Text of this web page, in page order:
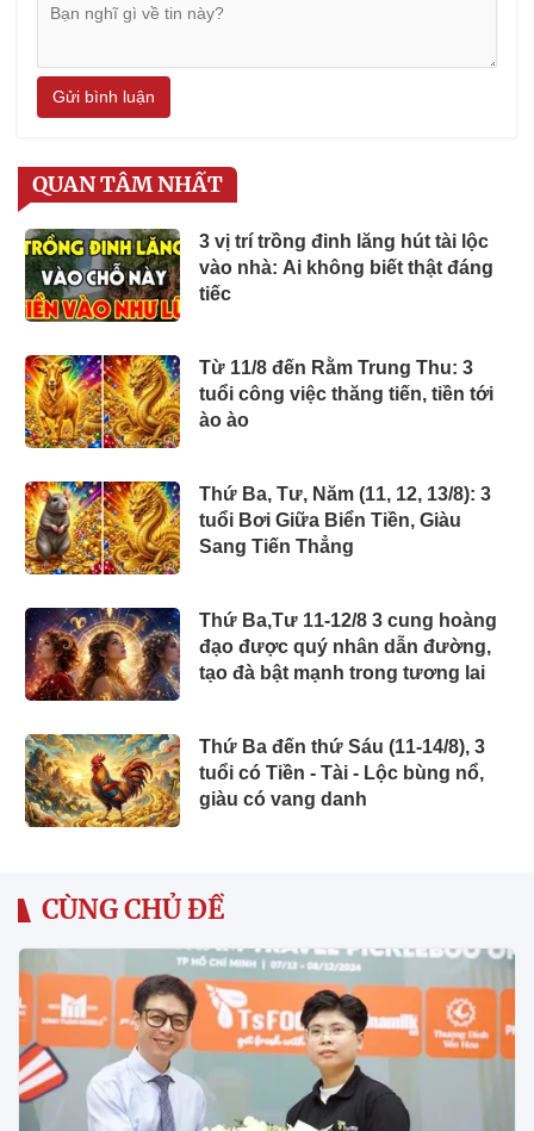
Gửi bình luận
QUAN TÂM NHẤT
3 vị trí trồng đinh lăng hút tài lộc
vào nhà: Ai không biết thật đáng
tiếc
Từ 11/8 đến Rằm Trung Thu: 3
tuổi công việc thăng tiến, tiền tới
ào ào
Thứ Ba, Tư, Năm (11, 12, 13/8): 3
tuổi Bơi Giữa Biển Tiền, Giàu
Sang Tiến Thẳng
Thứ Ba,Tư 11-12/8 3 cung hoàng
đạo được quý nhân dẫn đường,
tạo đà bật mạnh trong tương lai
Thứ Ba đến thứ Sáu (11-14/8), 3
tuổi có Tiền - Tài - Lộc bùng nổ,
giàu có vang danh
CÙNG CHỦ ĐỀ